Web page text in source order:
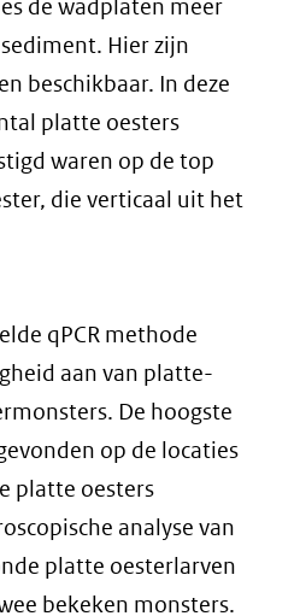
de wadplaten meer
Hier zijn
beschikbaar. In deze
platte oesters
waren op de top
die verticaal uit het
qPCR methode
aan van platte-
De hoogste
op de locaties
platte oesters
analyse van
platte oesterlarven
bekeken monsters.